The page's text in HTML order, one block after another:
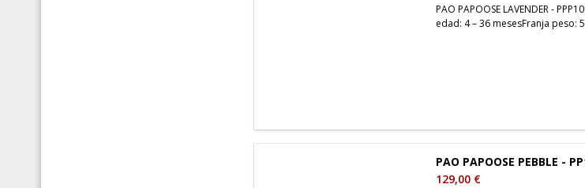
PAO PAPOOSE LAVENDER -
edad: 4 – 36 mesesFranja peso:
PAO PAPOOSE PEBBLE -
129,00 €